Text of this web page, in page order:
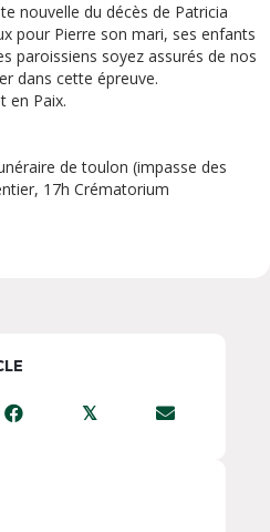
nouvelle du décès de Patricia
pour Pierre son mari, ses enfants
paroissiens soyez assurés de nos
dans cette épreuve.
en Paix.
de toulon (impasse des
17h Crématorium
𝕏